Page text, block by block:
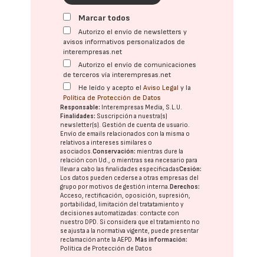
Marcar todos
Autorizo el envío de newsletters y
avisos informativos personalizados de
interempresas.net
Autorizo el envío de comunicaciones
de terceros vía interempresas.net
He leído y acepto elAviso Legal y la
Política de Protección de Datos
Responsable: Interempresas Media, S.L.U.
Finalidades: Suscripción a nuestra(s)
newsletter(s). Gestión de cuenta de usuario.
Envío de emails relacionados con la misma o
relativos a intereses similares o
asociados.Conservación: mientras dure la
relación con Ud., o mientras sea necesario para
llevar a cabo las finalidades especificadasCesión:
Los datos pueden cederse a otras empresas del
grupo por motivos de gestión interna.Derechos:
Acceso, rectificación, oposición, supresión,
portabilidad, limitación del tratatamiento y
decisiones automatizadas: contacte con
nuestro DPD. Si considera que el tratamiento no
se ajusta a la normativa vigente, puede presentar
reclamación ante laAEPD.Más información:
Política de Protección de Datos